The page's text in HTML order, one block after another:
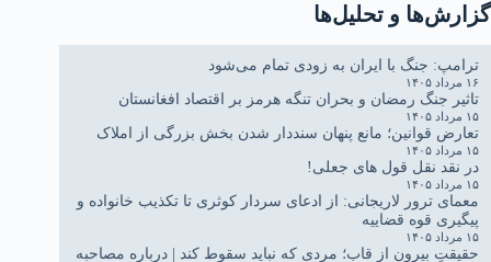
گزارش‌ها و تحلیل‌ها
ترامپ: جنگ با ایران به زودی تمام می‌شود
۱۶ مرداد ۱۴۰۵
تاثیر جنگ رمضان و بحران تنگه هرمز بر اقتصاد افغانستان
۱۵ مرداد ۱۴۰۵
تعارض قوانین؛ مانع پنهان سنددار شدن بخش بزرگی از املاک
۱۵ مرداد ۱۴۰۵
در نقد نقل قول های جعلی!
۱۵ مرداد ۱۴۰۵
معمای ترور لاریجانی: از ادعای سردار کوثری تا تکذیب خانواده و
پیگیری قوه قضاییه
۱۵ مرداد ۱۴۰۵
حقیقتِ بیرون از قاب؛ مردی که نباید سقوط کند | درباره مصاحبه